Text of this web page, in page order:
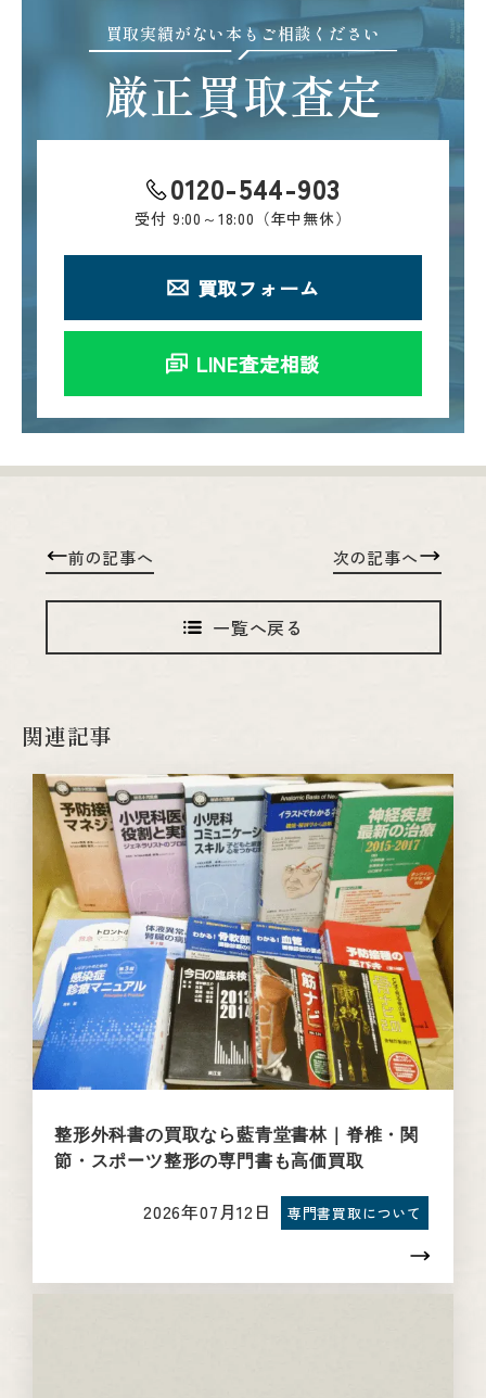
買取実績がない本もご相談ください
厳正買取査定
0120-544-903
受付 9:00～18:00（年中無休）
買取フォーム
LINE査定相談
前の記事へ
一覧へ戻る
次の記事へ
関連記事
整形外科書の買取なら藍青堂書林｜脊椎・関
節・スポーツ整形の専門書も高価買取
2026年07月12日 専門書買取について